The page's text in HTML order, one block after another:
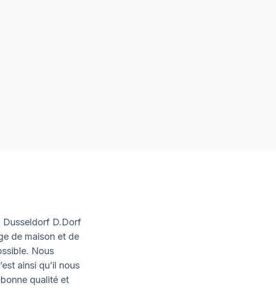
Dusseldorf D.Dorf
de maison et de
Nous
ainsi qu’il nous
qualité et